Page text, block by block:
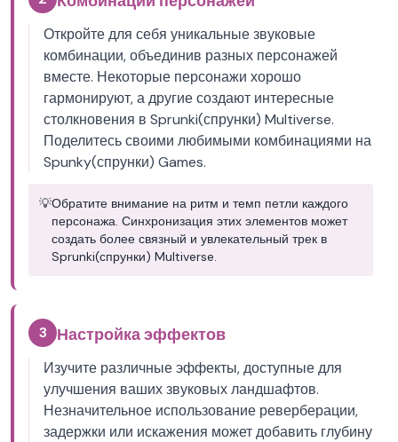
Откройте для себя уникальные звуковые
комбинации, объединив разных персонажей
вместе. Некоторые персонажи хорошо
гармонируют, а другие создают интересные
столкновения в Sprunki(спрунки) Multiverse.
Поделитесь своими любимыми комбинациями на
Spunky(спрунки) Games.
💡Обратите внимание на ритм и темп петли каждого
персонажа. Синхронизация этих элементов может
создать более связный и увлекательный трек в
Sprunki(спрунки) Multiverse.
3 Настройка эффектов
Изучите различные эффекты, доступные для
улучшения ваших звуковых ландшафтов.
Незначительное использование реверберации,
задержки или искажения может добавить глубину